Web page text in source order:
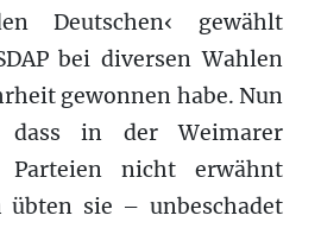
Deutschen‹ gewählt
bei diversen Wahlen
gewonnen habe. Nun
in der Weimarer
Parteien nicht erwähnt
übten sie – unbeschadet